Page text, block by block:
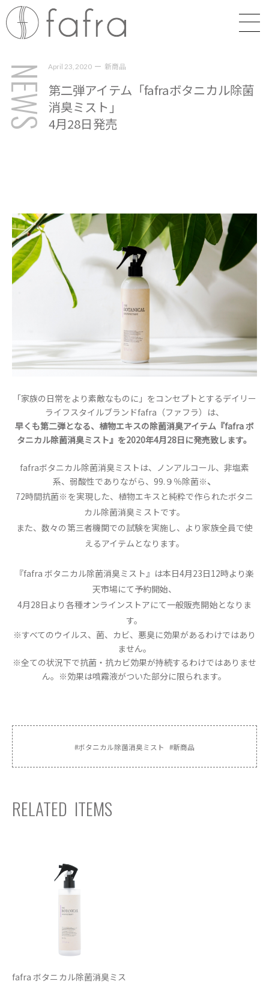
NEWSApril 23, 2020 新商品
第二弾アイテム「fafraボタニカル除菌
消臭ミスト」
4月28日発売
「家族の日常をより素敵なものに」をコンセプトとするデイリー
ライフスタイルブランドfafra（ファフラ）は、
早くも第二弾となる、植物エキスの除菌消臭アイテム『fafra ボ
タニカル除菌消臭ミスト』を2020年4月28日に発売致します。
fafraボタニカル除菌消臭ミストは、ノンアルコール、非塩素
系、弱酸性でありながら、99.９％除菌※、
72時間抗菌※を実現した、植物エキスと純粋で作られたボタニ
カル除菌消臭ミストです。
また、数々の第三者機関での試験を実施し、より家族全員で使
えるアイテムとなります。
『fafra ボタニカル除菌消臭ミスト』は本日4月23日12時より楽
天市場にて予約開始、
4月28日より各種オンラインストアにて一般販売開始となりま
す。
※すべてのウイルス、菌、カビ、悪臭に効果があるわけではあり
ません。
※全ての状況下で抗菌・抗カビ効果が持続するわけではありませ
ん。※効果は噴霧液がついた部分に限られます。
#ボタニカル除菌消臭ミスト #新商品
RELATED ITEMS
fafra ボタニカル除菌消臭ミス